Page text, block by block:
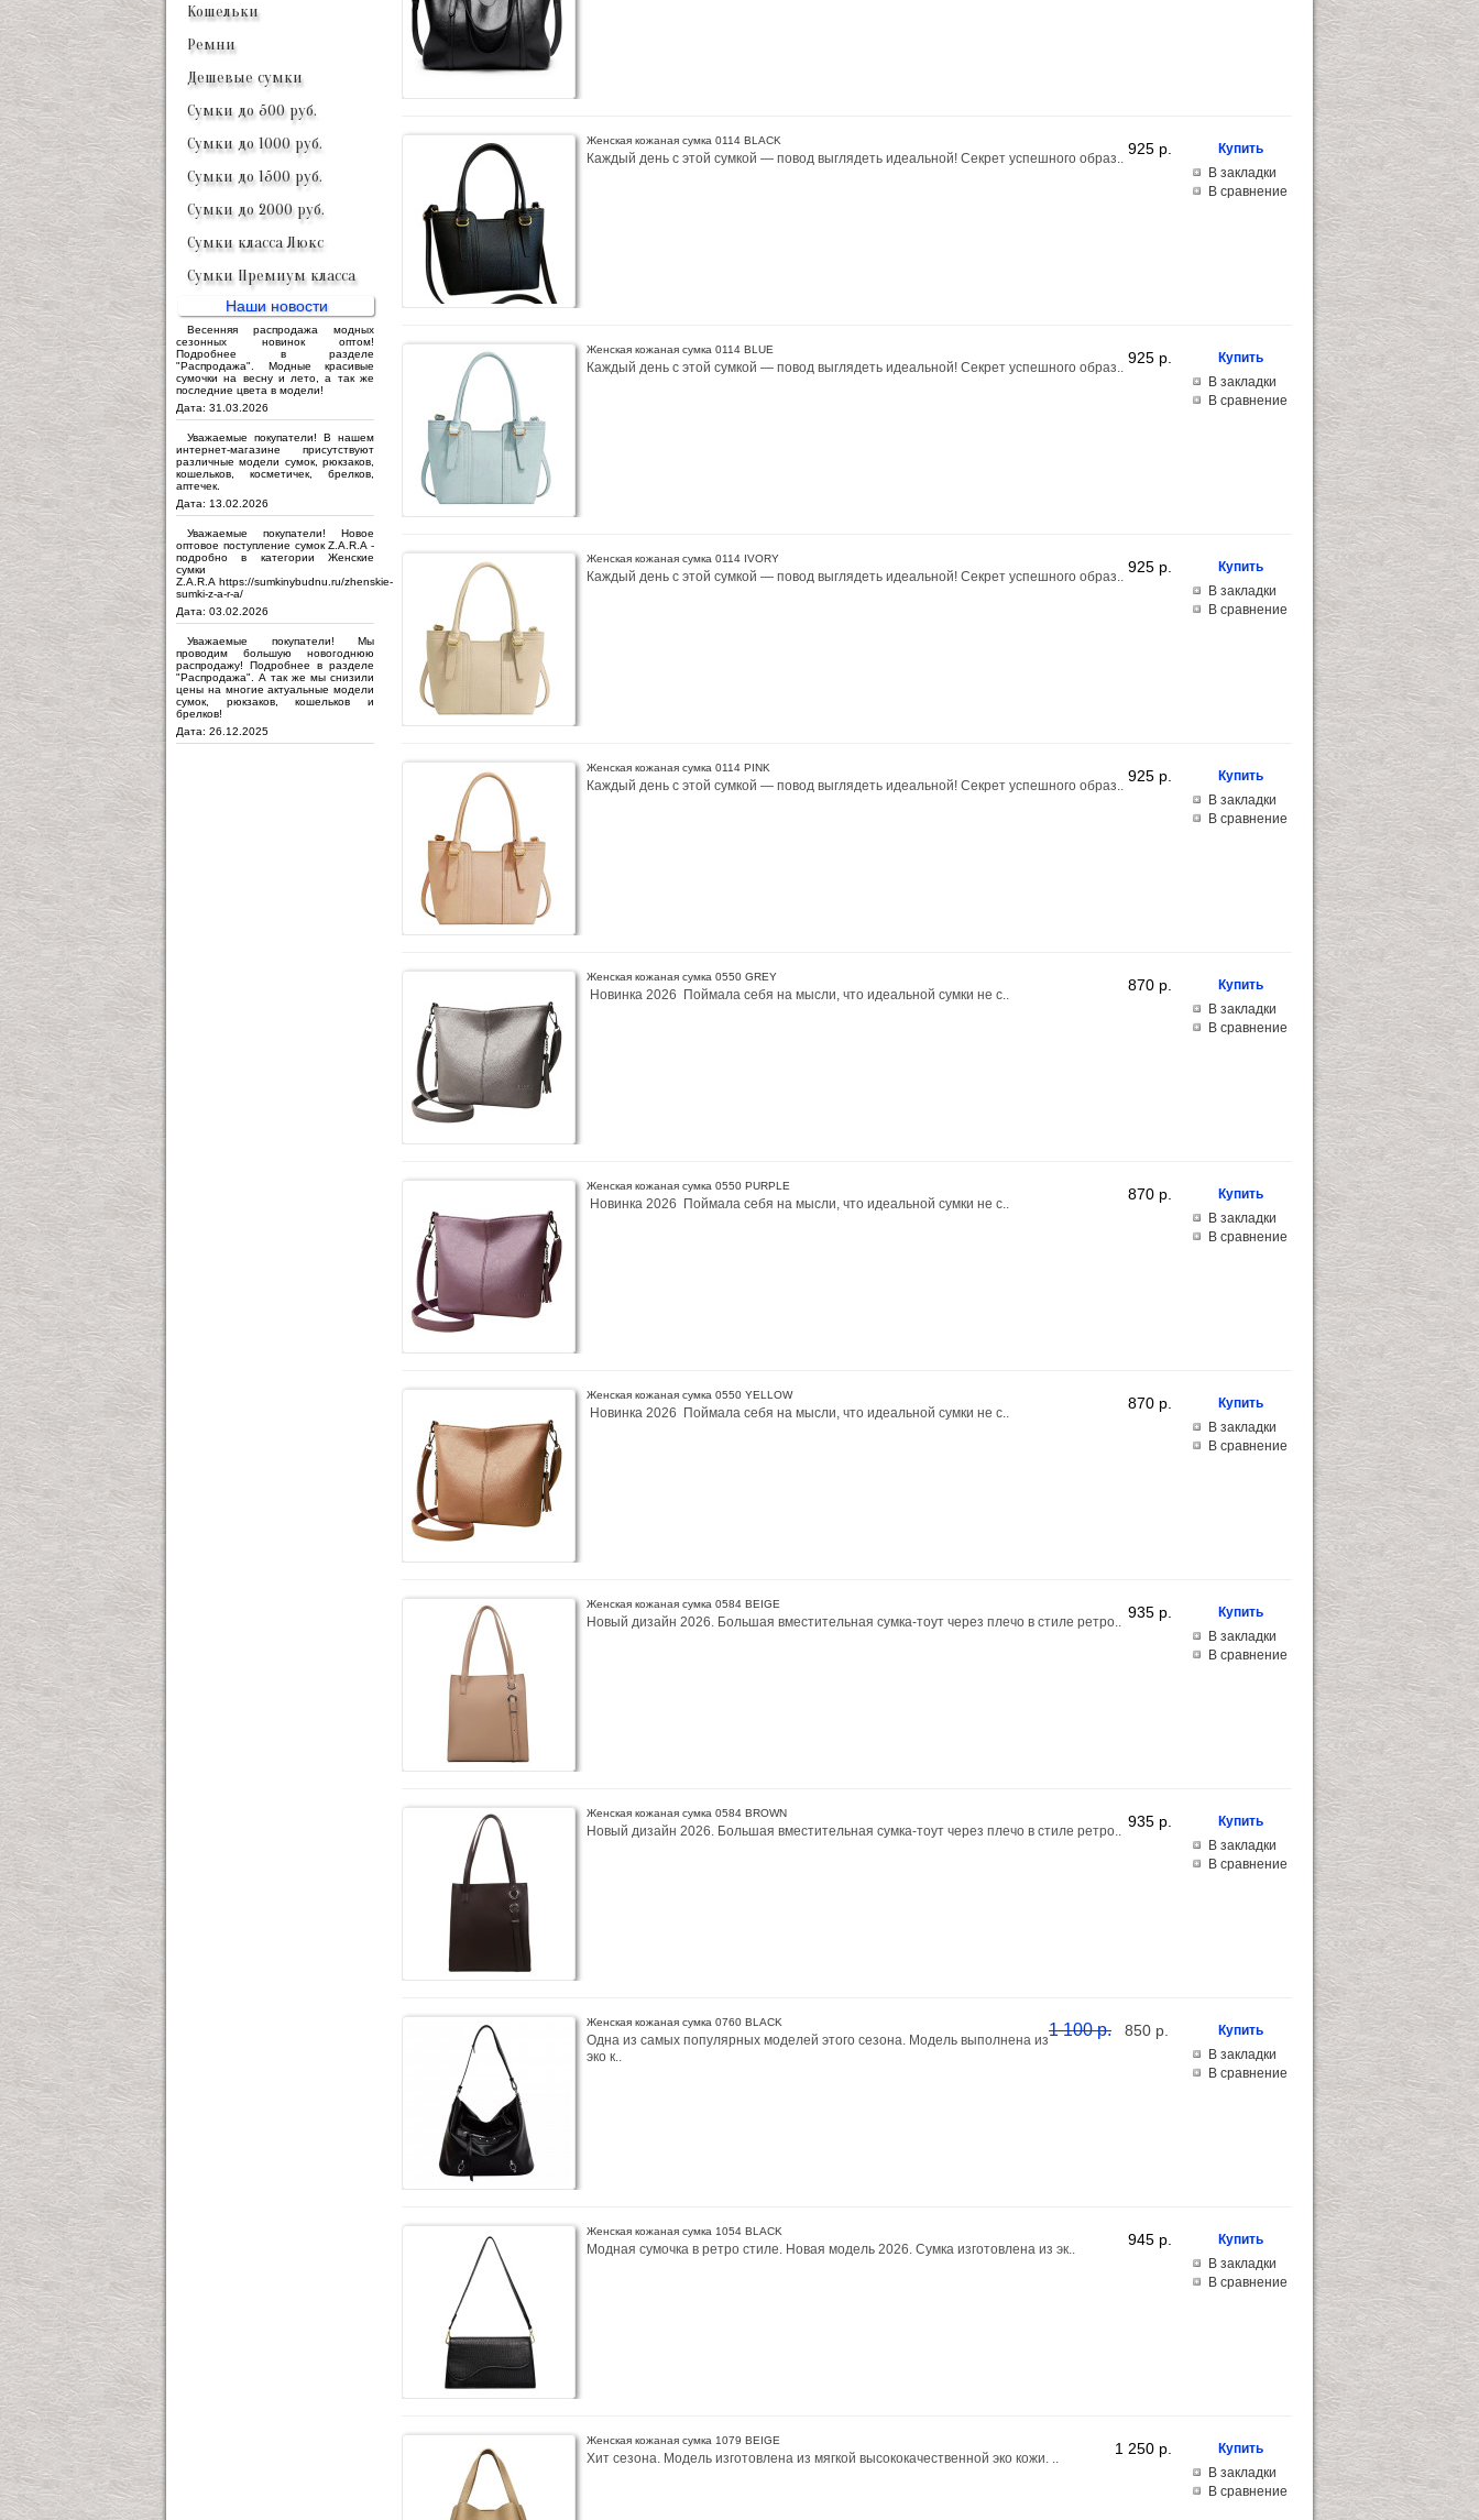
Кошельки
Ремни
Дешевые сумки
Сумки до 500 руб.
Сумки до 1000 руб.
Сумки до 1500 руб.
Сумки до 2000 руб.
Сумки класса Люкс
Сумки Премиум класса
Наши новости
Весенняя распродажа модных
сезонных новинок оптом!
Подробнее в разделе
"Распродажа". Модные красивые
сумочки на весну и лето, а так же
последние цвета в модели!
Дата: 31.03.2026
Уважаемые покупатели! В нашем
интернет-магазине присутствуют
различные модели сумок, рюкзаков,
кошельков, косметичек, брелков,
аптечек.
Дата: 13.02.2026
Уважаемые покупатели! Новое
оптовое поступление сумок Z.A.R.A -
подробно в категории Женские
сумки
Z.A.R.A https://sumkinybudnu.ru/zhenskie-
sumki-z-a-r-a/
Дата: 03.02.2026
Уважаемые покупатели! Мы
проводим большую новогоднюю
распродажу! Подробнее в разделе
"Распродажа". А так же мы снизили
цены на многие актуальные модели
сумок, рюкзаков, кошельков и
брелков!
Дата: 26.12.2025
В закладки
В сравнение
925 p.
Женская кожаная сумка 0114 BLACK
Каждый день с этой сумкой — повод выглядеть идеальной! Секрет успешного образ..
В закладки
В сравнение
925 p.
Женская кожаная сумка 0114 BLUE
Каждый день с этой сумкой — повод выглядеть идеальной! Секрет успешного образ..
В закладки
В сравнение
925 p.
Женская кожаная сумка 0114 IVORY
Каждый день с этой сумкой — повод выглядеть идеальной! Секрет успешного образ..
В закладки
В сравнение
925 p.
Женская кожаная сумка 0114 PINK
Каждый день с этой сумкой — повод выглядеть идеальной! Секрет успешного образ..
В закладки
В сравнение
870 p.
Женская кожаная сумка 0550 GREY
Новинка 2026 Поймала себя на мысли, что идеальной сумки не с..
В закладки
В сравнение
870 p.
Женская кожаная сумка 0550 PURPLE
Новинка 2026 Поймала себя на мысли, что идеальной сумки не с..
В закладки
В сравнение
870 p.
Женская кожаная сумка 0550 YELLOW
Новинка 2026 Поймала себя на мысли, что идеальной сумки не с..
В закладки
В сравнение
935 p.
Женская кожаная сумка 0584 BEIGE
Новый дизайн 2026. Большая вместительная сумка-тоут через плечо в стиле ретро..
В закладки
В сравнение
935 p.
Женская кожаная сумка 0584 BROWN
Новый дизайн 2026. Большая вместительная сумка-тоут через плечо в стиле ретро..
В закладки
В сравнение
1 100 p. 850 p.
Женская кожаная сумка 0760 BLACK
Одна из самых популярных моделей этого сезона. Модель выполнена из
эко к..
В закладки
В сравнение
945 p.
Женская кожаная сумка 1054 BLACK
Модная сумочка в ретро стиле. Новая модель 2026. Сумка изготовлена из эк..
В закладки
В сравнение
1 250 p.
Женская кожаная сумка 1079 BEIGE
Хит сезона. Модель изготовлена из мягкой высококачественной эко кожи. ..